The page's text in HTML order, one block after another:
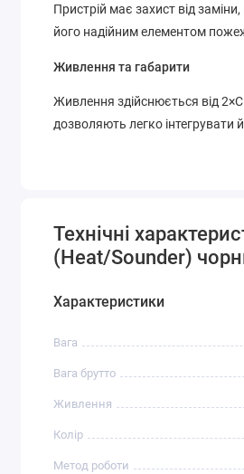
Пристрій має захист від
його надійним елементом
Живлення та габарити
Живлення здійснюється від
дозволяють легко інтегрувати
Технічні
(Heat/Sounder)
Характеристики
Вага
Вага брутто
Живлення
Колір
Метод роботи